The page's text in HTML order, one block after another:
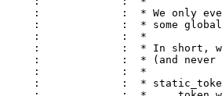
:             :  * We only
:             :  * some
:             :  *
:             :  * In short,
:             :  * (and never
:             :  *
:             :  *